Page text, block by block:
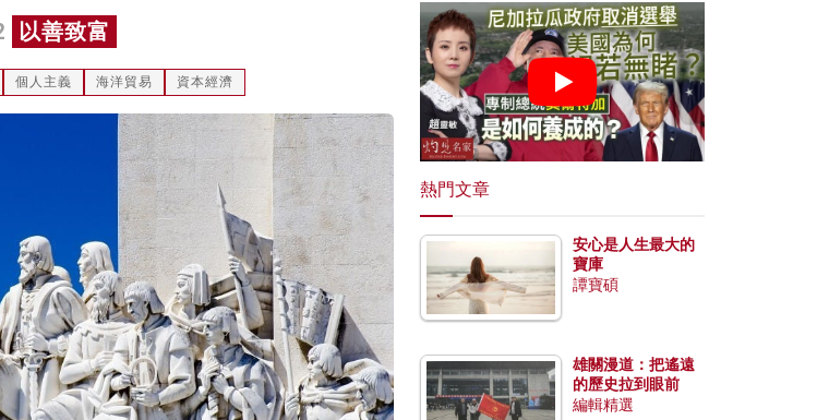
以善致富
個人主義 海洋貿易 資本經濟
熱門文章
安心是人生最大的
寶庫
譚寶碩
雄關漫道：把遙遠
的歷史拉到眼前
編輯精選